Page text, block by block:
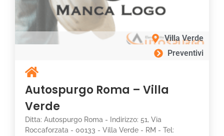
Villa Verde
Preventivi
Autospurgo Roma – Villa
Verde
Ditta: Autospurgo Roma - Indirizzo: 51, Via
Roccaforzata - 00133 - Villa Verde - RM - Tel: